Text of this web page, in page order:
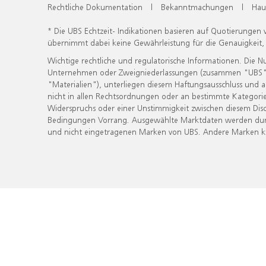
Rechtliche Dokumentation | Bekanntmachungen |
* Die UBS Echtzeit- Indikationen basieren auf
übernimmt dabei keine Gewährleistung für die
Wichtige rechtliche und regulatorische Informationen. Die
Unternehmen oder Zweigniederlassungen (zusammen
"Materialien"), unterliegen diesem Haftungsausschluss
nicht in allen Rechtsordnungen oder an bestimmte
Widerspruchs oder einer Unstimmigkeit zwischen diesem
Bedingungen Vorrang. Ausgewählte Marktdaten werden
und nicht eingetragenen Marken von UBS. Andere Marken